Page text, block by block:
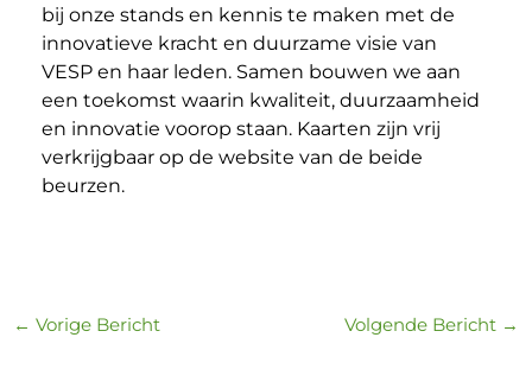
bij onze stands en kennis te maken met de
innovatieve kracht en duurzame visie van
VESP en haar leden. Samen bouwen we aan
een toekomst waarin kwaliteit, duurzaamheid
en innovatie voorop staan. Kaarten zijn vrij
verkrijgbaar op de website van de beide
beurzen.
← Vorige Bericht Volgende Bericht →